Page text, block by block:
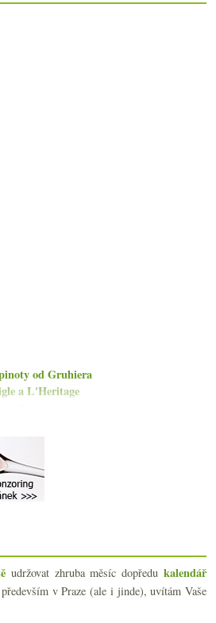
od Gruhiera
a L'Heritage
na… pivo!
sklenkou garganegy
Lagler a Högl
herbicidní novinky a vodnat...
peníze
spíše nepovolený post...
z Hnanic
Rolet
udržovat zhruba měsíc dopředukalendář
v Praze (ale i jinde), uvítám Vaše